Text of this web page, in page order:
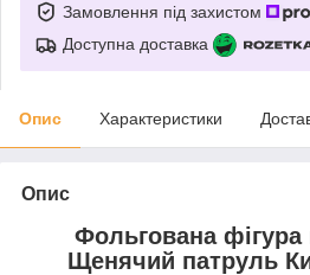
Замовлення під захистом
Доступна доставка
Опис Характеристики
Опис
Фольгована
Щенячий патруль